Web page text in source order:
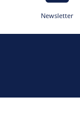
Newsletter